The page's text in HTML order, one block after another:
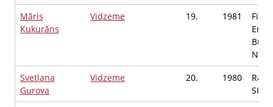
Māris
Kukurāns
Vidzeme 19. 1981
Svetlana
Gurova
Vidzeme 20. 1980
R&B
SIA,